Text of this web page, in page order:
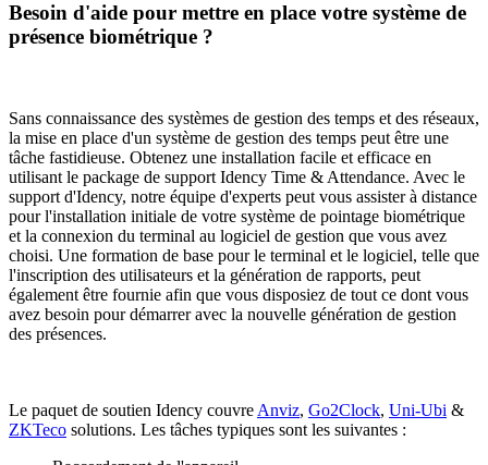
Besoin d'aide pour mettre en place votre système de
présence biométrique ?
Sans connaissance des systèmes de gestion des temps et des réseaux,
la mise en place d'un système de gestion des temps peut être une
tâche fastidieuse. Obtenez une installation facile et efficace en
utilisant le package de support Idency Time & Attendance. Avec le
support d'Idency, notre équipe d'experts peut vous assister à distance
pour l'installation initiale de votre système de pointage biométrique
et la connexion du terminal au logiciel de gestion que vous avez
choisi. Une formation de base pour le terminal et le logiciel, telle que
l'inscription des utilisateurs et la génération de rapports, peut
également être fournie afin que vous disposiez de tout ce dont vous
avez besoin pour démarrer avec la nouvelle génération de gestion
des présences.
Le paquet de soutien Idency couvre Anviz, Go2Clock, Uni-Ubi &
ZKTeco solutions. Les tâches typiques sont les suivantes :